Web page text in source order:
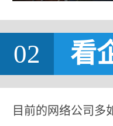
02 看
目前的网络公司多